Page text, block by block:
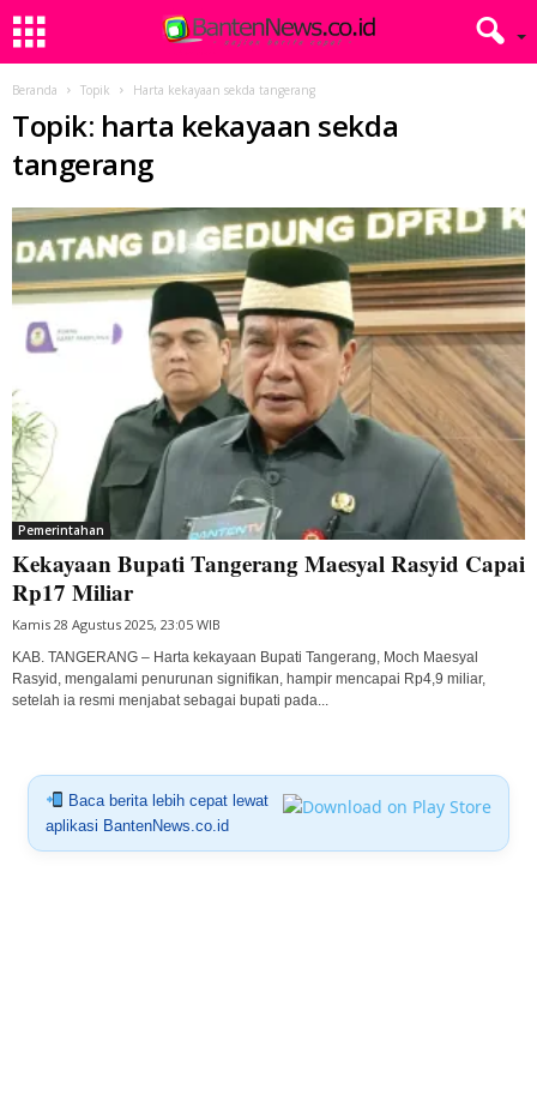
Beranda Topik Harta kekayaan sekda tangerang
Topik: harta kekayaan sekda
tangerang
Pemerintahan
Kekayaan Bupati Tangerang Maesyal Rasyid Capai
Rp17 Miliar
Kamis 28 Agustus 2025, 23:05 WIB
KAB. TANGERANG – Harta kekayaan Bupati Tangerang, Moch Maesyal
Rasyid, mengalami penurunan signifikan, hampir mencapai Rp4,9 miliar,
setelah ia resmi menjabat sebagai bupati pada...
Baca berita lebih cepat lewat
aplikasi BantenNews.co.id